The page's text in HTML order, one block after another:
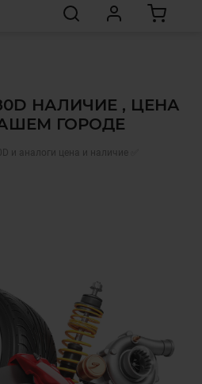
НАЛИЧИЕ , ЦЕНА
ГОРОДЕ
и аналоги цена и наличие ✅